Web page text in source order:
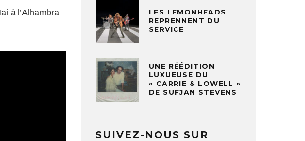
à l’Alhambra
LES LEMONHEADS
REPRENNENT DU
SERVICE
UNE RÉÉDITION
LUXUEUSE DU
« CARRIE & LOWELL »
DE SUFJAN STEVENS
SUIVEZ-NOUS SUR